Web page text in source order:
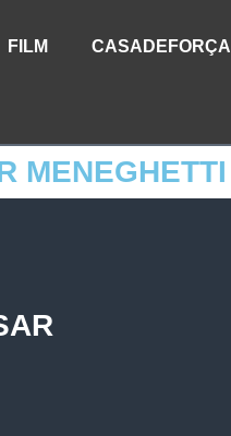
FILM CASADEFORÇA
MENEGHETTI